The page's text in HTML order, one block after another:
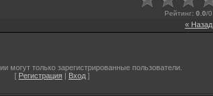
Рейтинг: 0.0/0
« Назад
могут только зарегистрированные пользователи.
[ Регистрация Вход ]